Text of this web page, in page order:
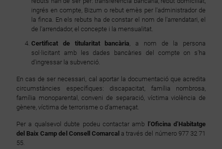
ingrés en compte, Bizum o rebut emès per l'administrador de
la finca. En els rebuts ha de constar el nom de l'arrendatari, el
de l'arrendador, el concepte i la mensualitat.
Certificat de titularitat bancària, a nom de la persona
sol·licitant amb les dades bancàries del compte on s'ha
d'ingressar la subvenció.
En cas de ser necessari, cal aportar la documentació que acredita
circumstàncies específiques: discapacitat, família nombrosa,
família monoparental, conveni de separació, víctima violència de
gènere, víctima de terrorisme o d’amenaçat.
Per a qualsevol dubte podeu contactar amb l’Oficina d’Habitatge
del Baix Camp del Consell Comarcal a través del número 977 32 71
55.